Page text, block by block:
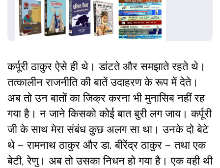
कर्पूरी ठाकुर ऐसे ही थे। डांटते और समझाते रहते थे।
तत्कालीन राजनीति की बातें उदाहरण के रूप में देते।
अब तो उन बातों का जिक्र करना भी मुनासिब नहीं रह
गया है। न जाने किसको कोई बात बुरी लग जाय। कर्पूरी
जी के साथ मेरा संबंध कुछ अलग सा था। उनके दो बेटे
थे – रामनाथ ठाकुर और डा. बीरेंद्र ठाकुर – तथा एक
बेटी, रेणु। अब तो उसका निधन हो गया है। एक वही थी